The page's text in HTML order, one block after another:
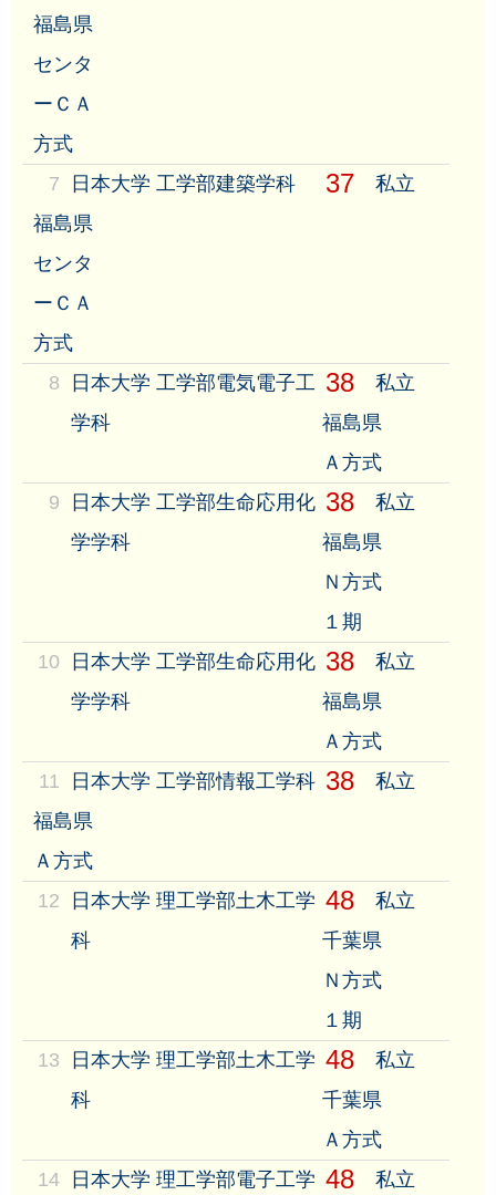
福島県
センタ
ーＣＡ
方式
7
日本大学 工学部建築学科 37
私立
福島県
センタ
ーＣＡ
方式
8
日本大学 工学部電気電子工
学科
38
私立
福島県
Ａ方式
9
日本大学 工学部生命応用化
学学科
38
私立
福島県
Ｎ方式
１期
10
日本大学 工学部生命応用化
学学科
38
私立
福島県
Ａ方式
11
日本大学 工学部情報工学科 38
私立
福島県
Ａ方式
12
日本大学 理工学部土木工学
科
48
私立
千葉県
Ｎ方式
１期
13
日本大学 理工学部土木工学
科
48
私立
千葉県
Ａ方式
14
日本大学 理工学部電子工学 48
私立